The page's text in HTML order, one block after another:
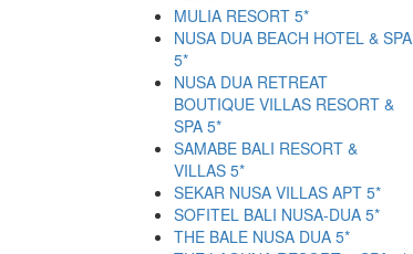
MULIA RESORT 5*
NUSA DUA BEACH HOTEL & SPA
5*
NUSA DUA RETREAT
BOUTIQUE VILLAS RESORT &
SPA 5*
SAMABE BALI RESORT &
VILLAS 5*
SEKAR NUSA VILLAS APT 5*
SOFITEL BALI NUSA-DUA 5*
THE BALE NUSA DUA 5*